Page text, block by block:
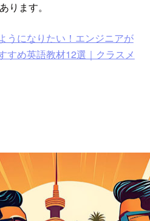
ります。
うになりたい！エンジニアが
すめ英語教材12選｜クラスメ